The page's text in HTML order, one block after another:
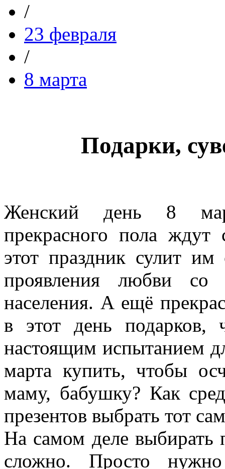
/
23 февраля
/
8 марта
Подарки,
Женский день 8
прекрасного пола
этот праздник сулит
проявления любви со
населения. А ещё
в этот день подарков,
настоящим испытанием
марта купить, чтобы
маму, бабушку? Как
презентов выбрать тот
На самом деле
сложно. Просто нужно